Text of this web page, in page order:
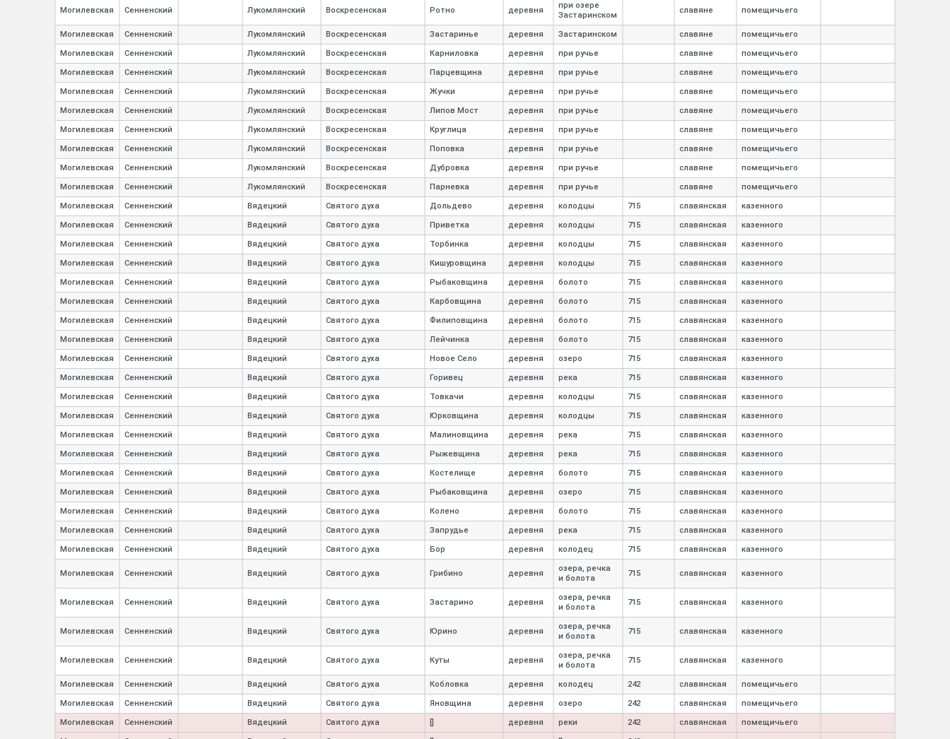
Могилевская Сенненский Лукомлянский Воскресенская Ротно деревня
при озере
Застаринском
славяне помещичьего
Могилевская Сенненский Лукомлянский Воскресенская Застаринье деревня Застаринском славяне помещичьего
Могилевская Сенненский Лукомлянский Воскресенская Карниловка деревня при ручье славяне помещичьего
Могилевская Сенненский Лукомлянский Воскресенская Парцевщина деревня при ручье славяне помещичьего
Могилевская Сенненский Лукомлянский Воскресенская Жучки деревня при ручье славяне помещичьего
Могилевская Сенненский Лукомлянский Воскресенская Липов Мост деревня при ручье славяне помещичьего
Могилевская Сенненский Лукомлянский Воскресенская Круглица деревня при ручье славяне помещичьего
Могилевская Сенненский Лукомлянский Воскресенская Поповка деревня при ручье славяне помещичьего
Могилевская Сенненский Лукомлянский Воскресенская Дубровка деревня при ручье славяне помещичьего
Могилевская Сенненский Лукомлянский Воскресенская Парневка деревня при ручье славяне помещичьего
Могилевская Сенненский Вядецкий Святого духа Дольдево деревня колодцы 715 славянская казенного
Могилевская Сенненский Вядецкий Святого духа Приветка деревня колодцы 715 славянская казенного
Могилевская Сенненский Вядецкий Святого духа Торбинка деревня колодцы 715 славянская казенного
Могилевская Сенненский Вядецкий Святого духа Кишуровщина деревня колодцы 715 славянская казенного
Могилевская Сенненский Вядецкий Святого духа Рыбаковщина деревня болото 715 славянская казенного
Могилевская Сенненский Вядецкий Святого духа Карбовщина деревня болото 715 славянская казенного
Могилевская Сенненский Вядецкий Святого духа Филиповщина деревня болото 715 славянская казенного
Могилевская Сенненский Вядецкий Святого духа Лейчинка деревня болото 715 славянская казенного
Могилевская Сенненский Вядецкий Святого духа Новое Село деревня озеро 715 славянская казенного
Могилевская Сенненский Вядецкий Святого духа Горивец деревня река 715 славянская казенного
Могилевская Сенненский Вядецкий Святого духа Товкачи деревня колодцы 715 славянская казенного
Могилевская Сенненский Вядецкий Святого духа Юрковщина деревня колодцы 715 славянская казенного
Могилевская Сенненский Вядецкий Святого духа Малиновщина деревня река 715 славянская казенного
Могилевская Сенненский Вядецкий Святого духа Рыжевщина деревня река 715 славянская казенного
Могилевская Сенненский Вядецкий Святого духа Костелище деревня болото 715 славянская казенного
Могилевская Сенненский Вядецкий Святого духа Рыбаковщина деревня озеро 715 славянская казенного
Могилевская Сенненский Вядецкий Святого духа Колено деревня болото 715 славянская казенного
Могилевская Сенненский Вядецкий Святого духа Запрудье деревня река 715 славянская казенного
Могилевская Сенненский Вядецкий Святого духа Бор деревня колодец 715 славянская казенного
Могилевская Сенненский Вядецкий Святого духа Грибино деревня
озера, речка
и болота
715 славянская казенного
Могилевская Сенненский Вядецкий Святого духа Застарино деревня
озера, речка
и болота
715 славянская казенного
Могилевская Сенненский Вядецкий Святого духа Юрино деревня
озера, речка
и болота
715 славянская казенного
Могилевская Сенненский Вядецкий Святого духа Куты деревня
озера, речка
и болота
715 славянская казенного
Могилевская Сенненский Вядецкий Святого духа Кобловка деревня колодец 242 славянская помещичьего
Могилевская Сенненский Вядецкий Святого духа Яновщина деревня озеро 242 славянская помещичьего
Могилевская Сенненский Вядецкий Святого духа деревня реки 242 славянская помещичьего